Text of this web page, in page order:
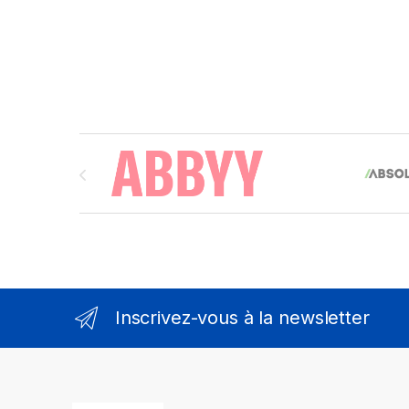
Brands Carousel
Inscrivez-vous à la newsletter